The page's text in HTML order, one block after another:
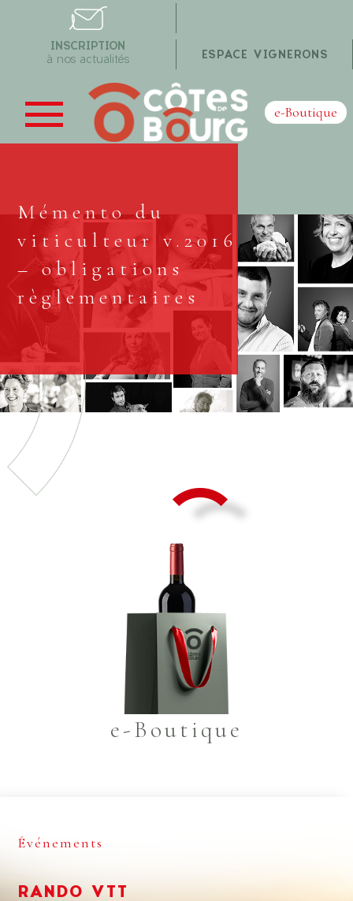
ESPACE VIGNERONS
INSCRIPTION
à nos actualités
e-Boutique
Mémento du
viticulteur v.2016
– obligations
règlementaires
e-Boutique
Événements
RANDO VTT